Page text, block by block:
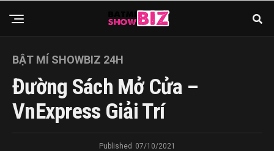
BẬT MÍ SHOWBIZ 24H
Đường Sách Mở Cửa –
VnExpress Giải Trí
Published 07/10/2021